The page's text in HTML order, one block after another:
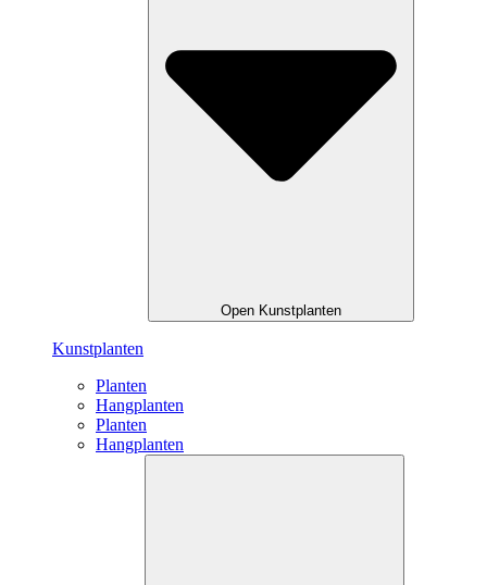
Open Kunstplanten
Kunstplanten
Planten
Hangplanten
Planten
Hangplanten